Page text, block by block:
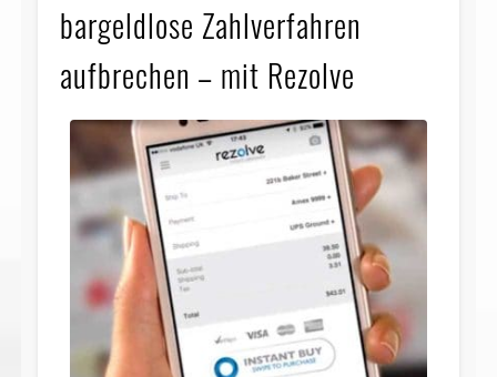
bargeldlose Zahlverfahren
aufbrechen – mit Rezolve